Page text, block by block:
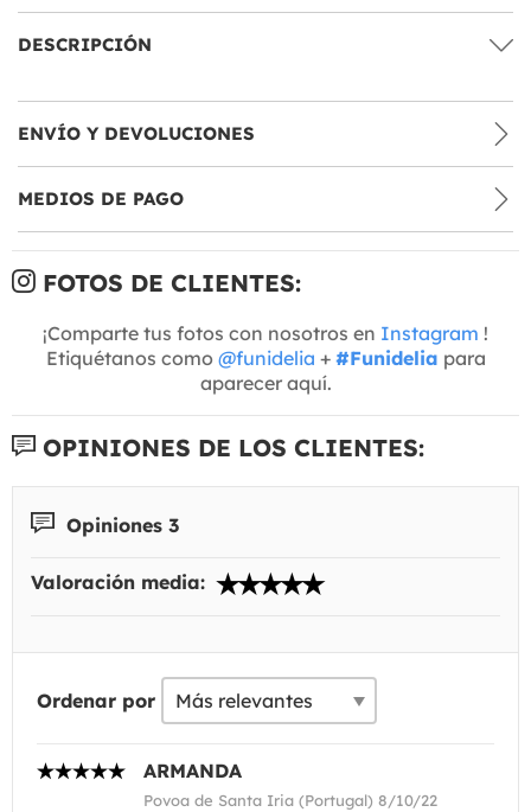
DESCRIPCIÓN
ENVÍO Y DEVOLUCIONES
MEDIOS DE PAGO
FOTOS DE CLIENTES:
¡Comparte tus fotos con nosotros en Instagram !
Etiquétanos como @funidelia + #Funidelia para
aparecer aquí.
OPINIONES DE LOS CLIENTES:
Opiniones 3
Valoración media:
Ordenar por
ARMANDA
Povoa de Santa Iria (Portugal) 8/10/22